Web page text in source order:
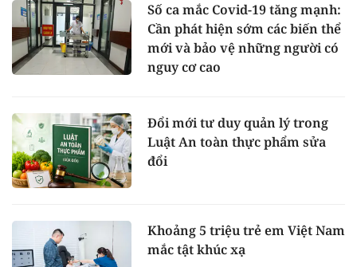
Số ca mắc Covid-19 tăng mạnh:
Cần phát hiện sớm các biến thể
mới và bảo vệ những người có
nguy cơ cao
Đổi mới tư duy quản lý trong
Luật An toàn thực phẩm sửa
đổi
Khoảng 5 triệu trẻ em Việt Nam
mắc tật khúc xạ